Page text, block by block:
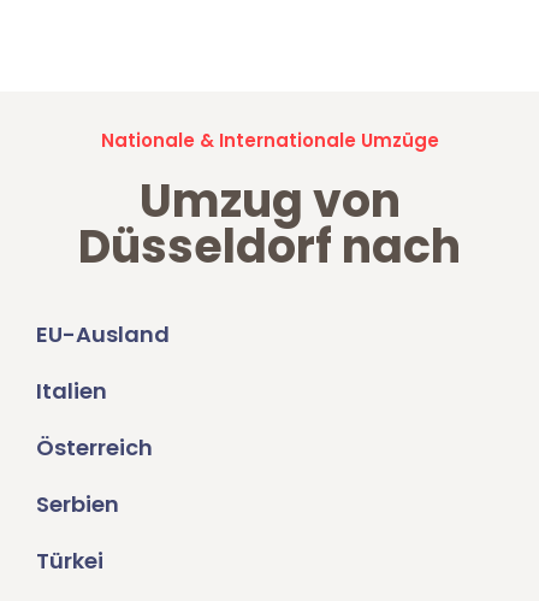
Nationale & Internationale Umzüge
Umzug von
Düsseldorf nach
EU-Ausland
Italien
Österreich
Serbien
Türkei